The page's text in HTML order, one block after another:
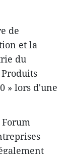
de
et la
du
» lors d'une